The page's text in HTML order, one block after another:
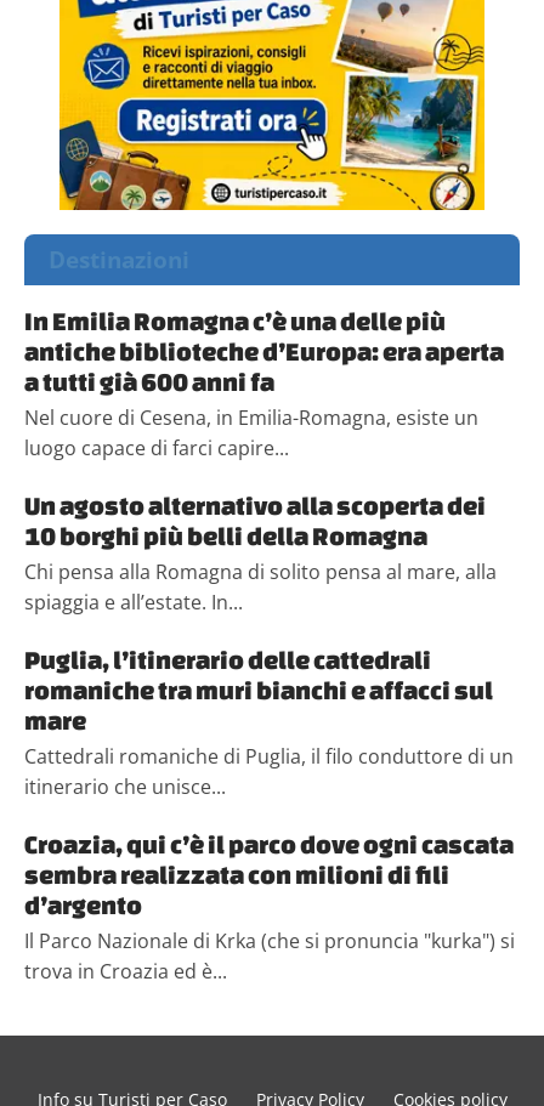
Destinazioni
In Emilia Romagna c’è una delle più
antiche biblioteche d’Europa: era aperta
a tutti già 600 anni fa
Nel cuore di Cesena, in Emilia-Romagna, esiste un
luogo capace di farci capire...
Un agosto alternativo alla scoperta dei
10 borghi più belli della Romagna
Chi pensa alla Romagna di solito pensa al mare, alla
spiaggia e all’estate. In...
Puglia, l’itinerario delle cattedrali
romaniche tra muri bianchi e affacci sul
mare
Cattedrali romaniche di Puglia, il filo conduttore di un
itinerario che unisce...
Croazia, qui c’è il parco dove ogni cascata
sembra realizzata con milioni di fili
d’argento
Il Parco Nazionale di Krka (che si pronuncia "kurka") si
trova in Croazia ed è...
Info su Turisti per Caso Privacy Policy Cookies policy